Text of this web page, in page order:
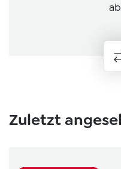
ab
Zuletzt